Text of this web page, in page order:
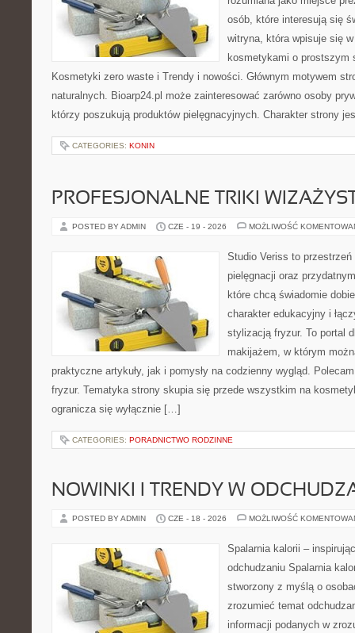
osób, które interesują się
witryna, która wpisuje się
kosmetykami o prostszym
Kosmetyki zero waste i Trendy i nowości. Głównym motywem
naturalnych. Bioarp24.pl może zainteresować zarówno osoby
którzy poszukują produktów pielęgnacyjnych. Charakter strony
CATEGORIES: KONIN
PROFESJONALNE TRIKI
POSTED BY ADMIN CZE - 19 - 2026 MOŻLIWOŚĆ
Studio Veriss to
pielęgnacji oraz
które chcą świadomie
charakter edukacyjny i
stylizacją fryzur. To portal
makijażem, w którym
praktyczne artykuły, jak i pomysły na codzienny wygląd.
fryzur. Tematyka strony skupia się przede wszystkim na
ogranicza się wyłącznie […]
CATEGORIES: PORADNICTWO RODZINNE
NOWINKI I TRENDY W
POSTED BY ADMIN CZE - 18 - 2026 MOŻLIWOŚĆ
Spalarnia kalorii –
odchudzaniu Spalarnia
stworzony z myślą o
zrozumieć temat
informacji podanych w